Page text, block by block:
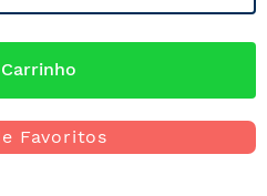
Favoritos